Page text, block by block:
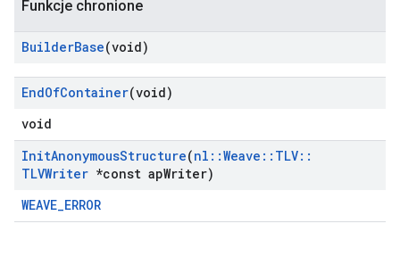
Funkcje chronione
BuilderBase(void)
EndOfContainer(void)
void
InitAnonymousStructure(nl ::Weave :: TLV::
TLVWriter *const apWriter)
WEAVE_ERROR